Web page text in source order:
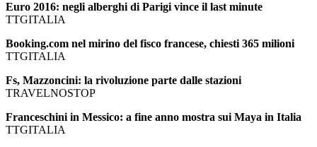
Euro 2016: negli alberghi di Parigi vince il last minute
TTGITALIA
Booking.com nel mirino del fisco francese, chiesti 365 milioni
TTGITALIA
Fs, Mazzoncini: la rivoluzione parte dalle stazioni
TRAVELNOSTOP
Franceschini in Messico: a fine anno mostra sui Maya in Italia
TTGITALIA